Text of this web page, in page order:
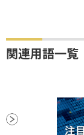
関連用語一覧